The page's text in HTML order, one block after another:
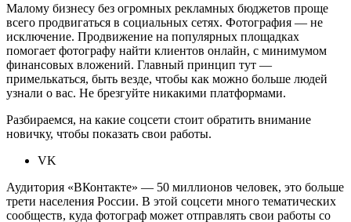
Малому бизнесу без огромных рекламных бюджетов проще
всего продвигаться в социальных сетях. Фотография — не
исключение. Продвижение на популярных площадках
помогает фотографу найти клиентов онлайн, с минимумом
финансовых вложений. Главный принцип тут —
примелькаться, быть везде, чтобы как можно больше людей
узнали о вас. Не брезгуйте никакими платформами.
Разбираемся, на какие соцсети стоит обратить внимание
новичку, чтобы показать свои работы.
VK
Аудитория «ВКонтакте» — 50 миллионов человек, это больше
трети населения России. В этой соцсети много тематических
сообществ, куда фотограф может отправлять свои работы со